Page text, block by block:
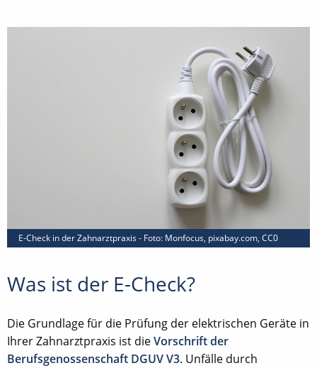
E-Check in der Zahnarztpraxis - Foto: Monfocus, pixabay.com, CC0
Was ist der E-Check?
Die Grundlage für die Prüfung der elektrischen Geräte in
Ihrer Zahnarztpraxis ist dieVorschrift der
Berufsgenossenschaft DGUV V3. Unfälle durch